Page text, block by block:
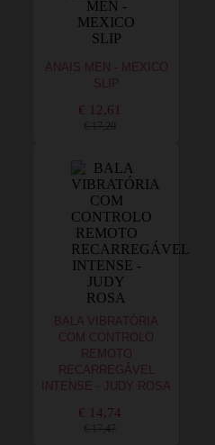
ANAIS MEN - MEXICO
SLIP
€ 12,61
€ 17,20
BALA VIBRATÓRIA
COM CONTROLO
REMOTO
RECARREGÁVEL
INTENSE - JUDY ROSA
€ 14,74
€ 17,47